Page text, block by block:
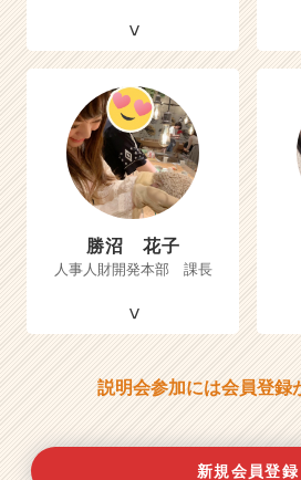
勝沼 花子
人事人財開発本部 課長
説明会参加には会員登録
新規会員登録